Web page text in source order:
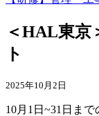
＜HAL東京
ト
2025年10月2日
10月1日~31日ま